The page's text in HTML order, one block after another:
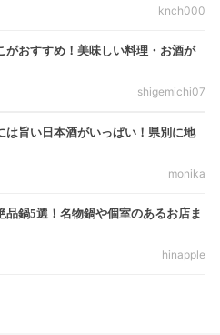
knch000
がおすすめ！美味しい料理・お酒が
shigemichi07
は旨い日本酒がいっぱい！県別に地
monika
品鍋5選！名物鍋や個室のあるお店ま
hinapple